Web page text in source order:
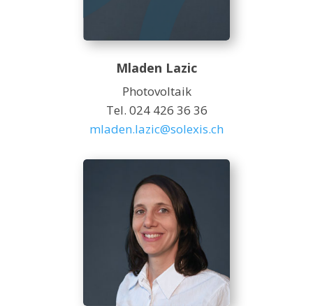
Mladen Lazic
Photovoltaik
Tel. 024 426 36 36
mladen.lazic@solexis.ch